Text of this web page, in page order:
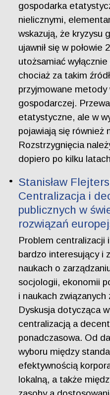
gospodarka
nielicznymi,
wskazują, że kryzysu
ujawnił się w połowie
utożsamiać
chociaż za takim
przyjmowane metody
gospodarczej.
etatystyczne, ale w
pojawiają się również
Rozstrzygnięcia
dopiero po kilku
Stanisław
Centralizacja i
publicznych w
rozwiązań
Problem centralizacji
bardzo interesujący i
naukach o
socjologii, ekonomii
i naukach
Dyskusja dotycząca
centralizacją a
ponadczasowa. Od
wyboru między
efektywnością
lokalną, a także